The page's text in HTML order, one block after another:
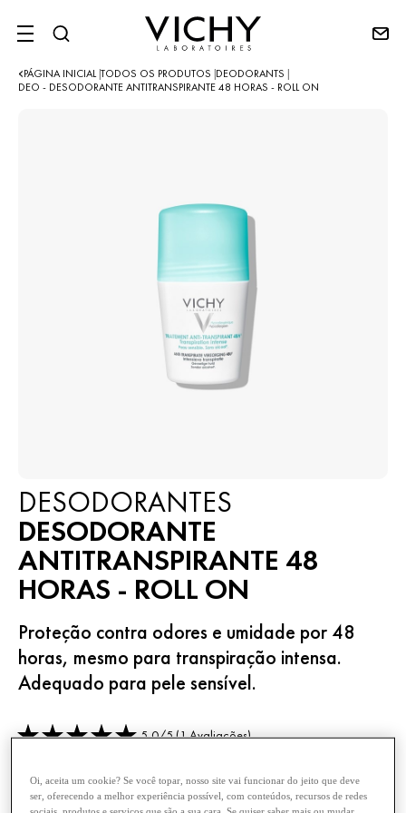
SITE MENU
PÁGINA INICIAL TODOS OS PRODUTOS DEODORANTS
DEO - DESODORANTE ANTITRANSPIRANTE 48 HORAS - ROLL ON
DESODORANTES
DESODORANTE
ANTITRANSPIRANTE 48
HORAS - ROLL ON
Proteção contra odores e umidade por 48
horas, mesmo para transpiração intensa.
Adequado para pele sensível.
5,0/5 (1 Avaliações)
Selected size 50 ML
Oi, aceita um cookie? Se você topar, nosso site vai funcionar do jeito que deve
ser, oferecendo a melhor experiência possível, com conteúdos, recursos de redes